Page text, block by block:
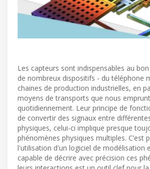
Les capteurs sont indispensables au
de nombreux dispositifs - du téléphone
chaines de production industrielles, en
moyens de transports que nous
quotidiennement. Leur principe de
de convertir des signaux entre
physiques, celui-ci implique presque
phénomènes physiques multiples. C’est
l'utilisation d'un logiciel de modélisation
capable de décrire avec précision ces